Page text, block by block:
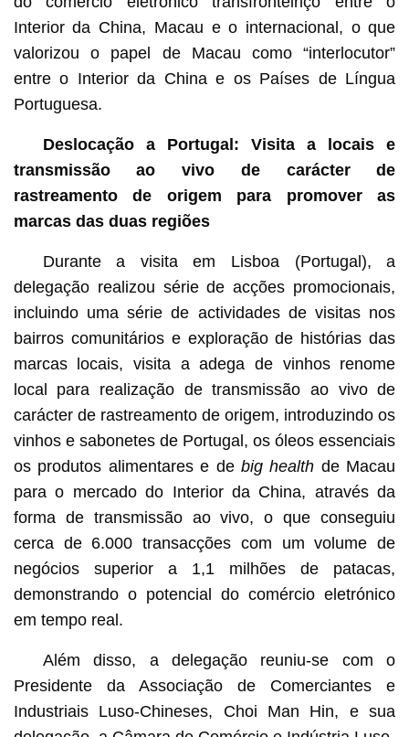
Interior da China, Macau e o internacional, o que
valorizou o papel de Macau como “interlocutor”
entre o Interior da China e os Países de Língua
Portuguesa.
Deslocação a Portugal: Visita a locais e
transmissão ao vivo de carácter de
rastreamento de origem
para promover as
marcas das duas regiões
Durante a visita em Lisboa (Portugal), a
delegação realizou série de acções promocionais,
incluindo uma série de actividades de visitas nos
bairros comunitários e exploração de histórias das
marcas locais, visita a adega de vinhos renome
local para realização de transmissão ao vivo de
carácter de rastreamento de origem, introduzindo os
vinhos e sabonetes de Portugal, os óleos essenciais
os produtos alimentares e de big health de Macau
para o mercado do Interior da China, através da
forma de transmissão ao vivo, o que conseguiu
cerca de 6.000 transacções com um volume de
negócios superior a 1,1 milhões de patacas,
demonstrando o potencial do comércio eletrónico
em tempo real.
Além disso, a delegação reuniu-se com o
Presidente da Associação de Comerciantes e
Industriais Luso-Chineses, Choi Man Hin, e sua